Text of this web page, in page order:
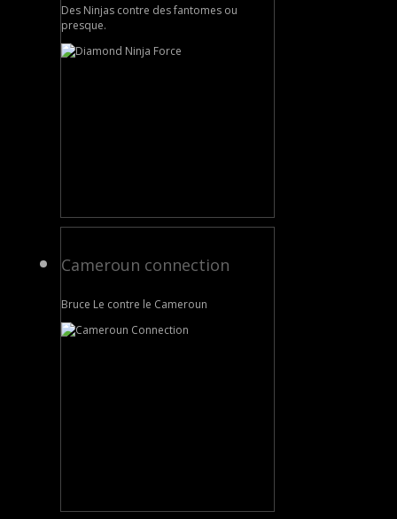
Des Ninjas contre des fantomes ou
presque.
Cameroun connection
Bruce Le contre le Cameroun